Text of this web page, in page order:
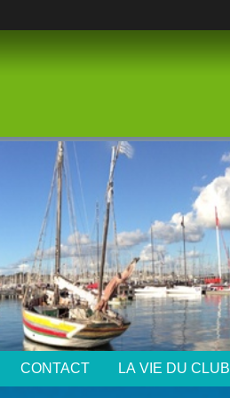
CONTACT LA VIE DU CLUB